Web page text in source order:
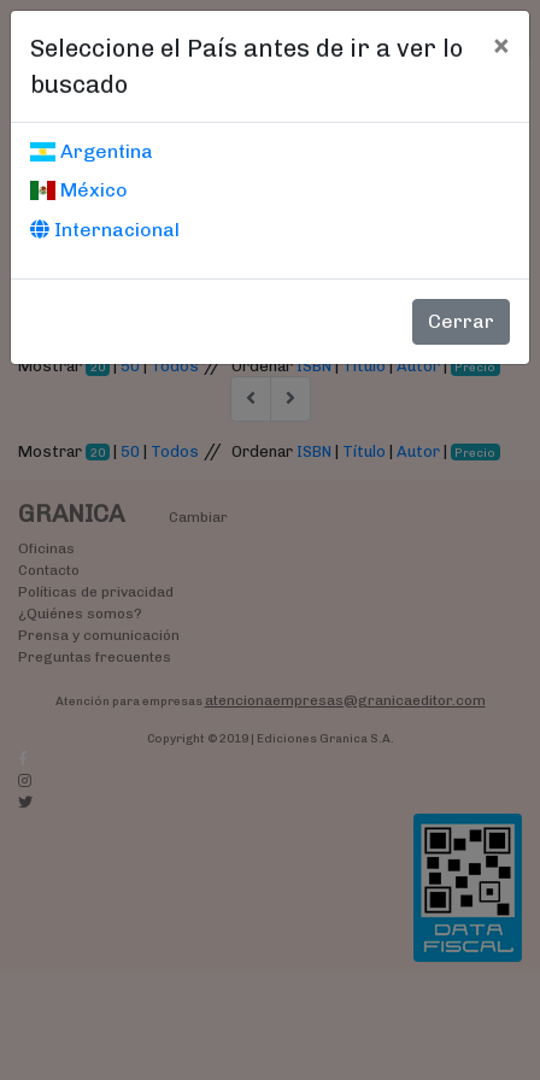
Seleccione el País antes de ir a ver lo
buscado
×
Argentina
México
Internacional
Cerrar
Libros encontrados
Parámetros
Mostrar 20 |50|Todos//OrdenarISBN|Título|Autor| Precio
Mostrar 20 | 50 Todos // Ordenar ISBN Título Autor| Precio
GRANICA
Cambiar
Oficinas
Contacto
Políticas de privacidad
¿Quiénes somos?
Prensa y comunicación
Preguntas frecuentes
Atención para empresas atencionaempresas@granicaeditor.com
Copyright © 2019 | Ediciones Granica S.A.